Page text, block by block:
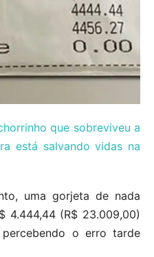
que sobreviveu a
está salvando vidas na
uma gorjeta de nada
4.444,44 (R$ 23.009,00)
o erro tarde